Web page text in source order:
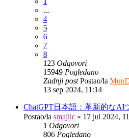
...
4
5
6
7
8
123 Odgovori
15949 Pogledano
Zadnji postPostao/la
13 sep 2024, 11:14
ChatGPT日本語：革新的なAI
Postao/la smajlic » 17 jul 2024,
1 Odgovori
806 Pogledano